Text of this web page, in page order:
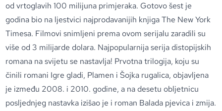
od vrtoglavih 100 milijuna primjeraka. Gotovo šest je
godina bio na ljestvici najprodavanijih knjiga The New York
Timesa. Filmovi snimljeni prema ovom serijalu zaradili su
više od 3 milijarde dolara. Najpopularnija serija distopijskih
romana na svijetu se nastavlja! Prvotna trilogija, koju su
činili romani Igre gladi, Plamen i Šojka rugalica, objavljena
je između 2008. i 2010. godine, a na desetu obljetnicu
posljednjeg nastavka izišao je i roman Balada pjevica i zmija.